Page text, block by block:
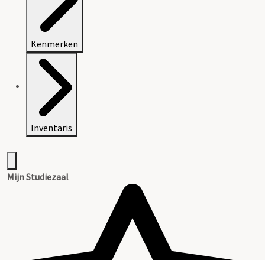
Kenmerken
Inventaris
Mijn Studiezaal